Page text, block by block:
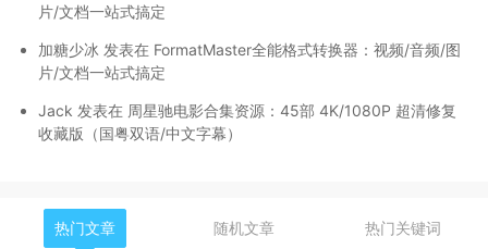
片/文档一站式搞定
加糖少冰 发表在 FormatMaster全能格式转换器：视频/音频/图
片/文档一站式搞定
Jack 发表在 周星驰电影合集资源：45部 4K/1080P 超清修复
收藏版（国粤双语/中文字幕）
热门文章 随机文章 热门关键词